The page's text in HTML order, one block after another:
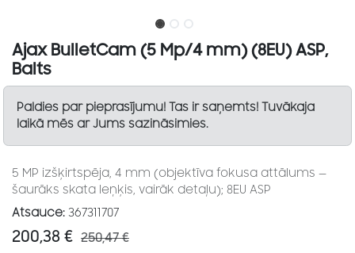
Ajax BulletCam (5 Mp/4 mm) (8EU) ASP,
Balts
Paldies par pieprasījumu! Tas ir saņemts! Tuvākaja
laikā mēs ar Jums sazināsimies.
5 MP izšķirtspēja, 4 mm (objektīva fokusa attālums —
šaurāks skata leņķis, vairāk detaļu); 8EU ASP
Atsauce: 367311707
200,38 € 250,47€